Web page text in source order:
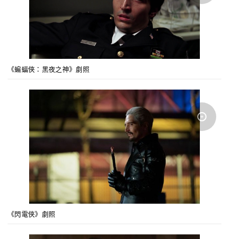
《蝙蝠俠：黑夜之神》劇照
《閃電俠》劇照